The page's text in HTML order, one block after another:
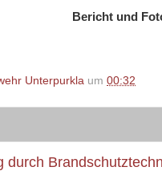
Bericht und
Unterpurkla um 00:32
durch